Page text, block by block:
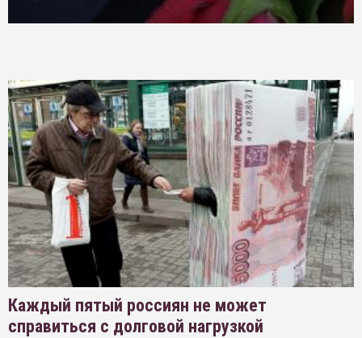
Каждый пятый россиян не может
справиться с долговой нагрузкой